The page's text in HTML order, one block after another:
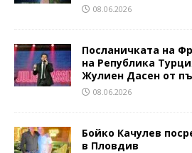
08.06.2026
Посланичката на
на Република
Жулиен Дасен от
08.06.2026
Бойко Качулев
в Пловдив